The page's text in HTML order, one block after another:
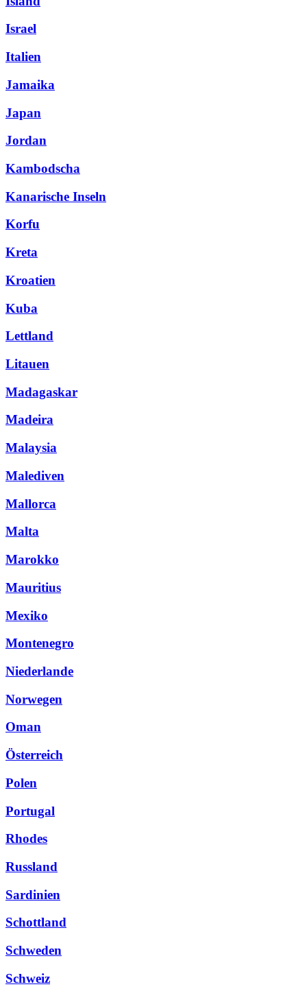
Israel
Italien
Jamaika
Japan
Jordan
Kambodscha
Kanarische Inseln
Korfu
Kreta
Kroatien
Kuba
Lettland
Litauen
Madagaskar
Madeira
Malaysia
Malediven
Mallorca
Malta
Marokko
Mauritius
Mexiko
Montenegro
Niederlande
Norwegen
Oman
Österreich
Polen
Portugal
Rhodes
Russland
Sardinien
Schottland
Schweden
Schweiz